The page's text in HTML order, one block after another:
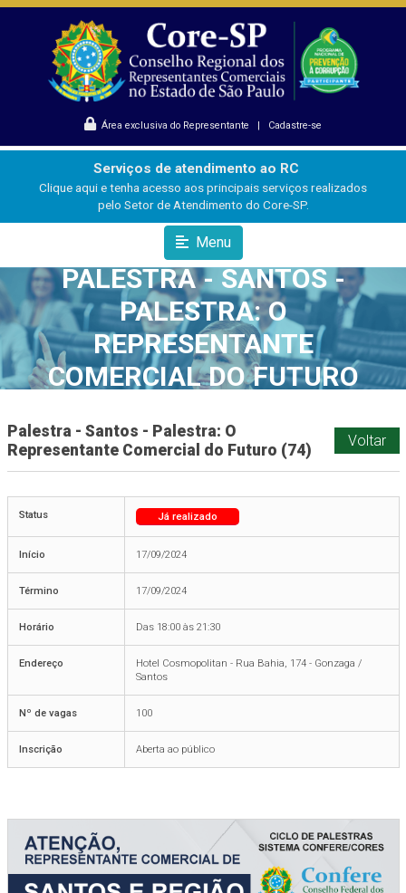
Área exclusiva do Representante | Cadastre-se
Serviços de atendimento ao RC
Clique aqui e tenha acesso aos principais serviços realizados
pelo Setor de Atendimento do Core-SP.
Menu
PALESTRA - SANTOS -
PALESTRA: O
REPRESENTANTE
COMERCIAL DO FUTURO
Palestra - Santos - Palestra: O
Representante Comercial do Futuro (74)
Voltar
Status Já realizado
Início 17/09/2024
Término 17/09/2024
Horário Das 18:00 às 21:30
Endereço
Hotel Cosmopolitan - Rua Bahia, 174 - Gonzaga /
Santos
Nº de vagas 100
Inscrição Aberta ao público